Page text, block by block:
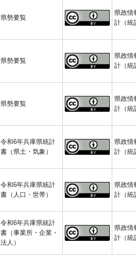
県勢要覧
県政情
計（統
県勢要覧
県政情
計（統
県勢要覧
県政情
計（統
令和6年兵庫県統計
書（県土・気象）
県政情
計（統
令和6年兵庫県統計
書（人口・世帯）
県政情
計（統
令和6年兵庫県統計
書（事業所・企業・
法人）
県政情
計（統